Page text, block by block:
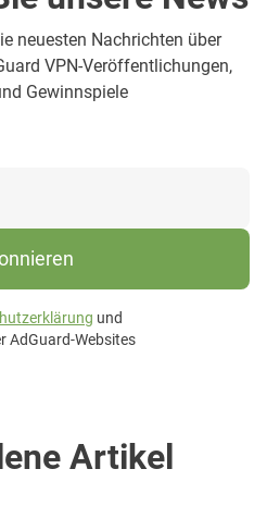
neuesten Nachrichten über
VPN-Veröffentlichungen,
Gewinnspiele
und
AdGuard-Websites
Artikel